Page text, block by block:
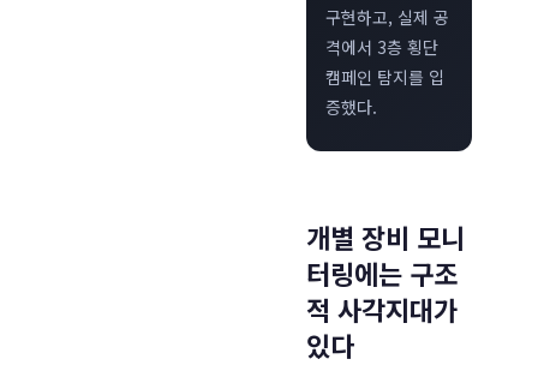
구현하고, 실제 공
격에서 3층 횡단
캠페인 탐지를 입
증했다.
개별 장비 모니
터링에는 구조
적 사각지대가
있다